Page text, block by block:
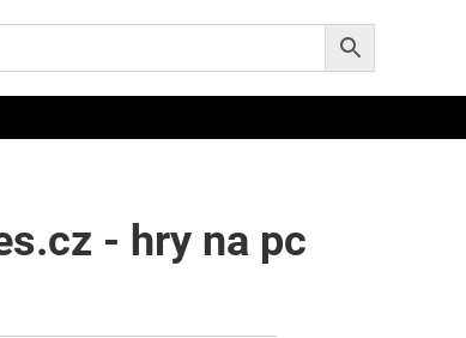
- hry na pc